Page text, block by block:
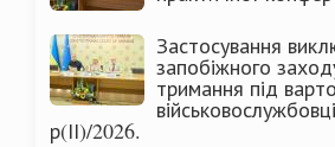
Застосування
запобіжного
тримання під
р(ІІ)/2026.